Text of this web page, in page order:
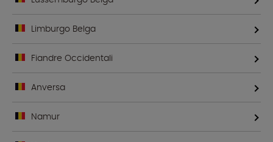
Limburgo Belga
Fiandre Occidentali
Anversa
Namur